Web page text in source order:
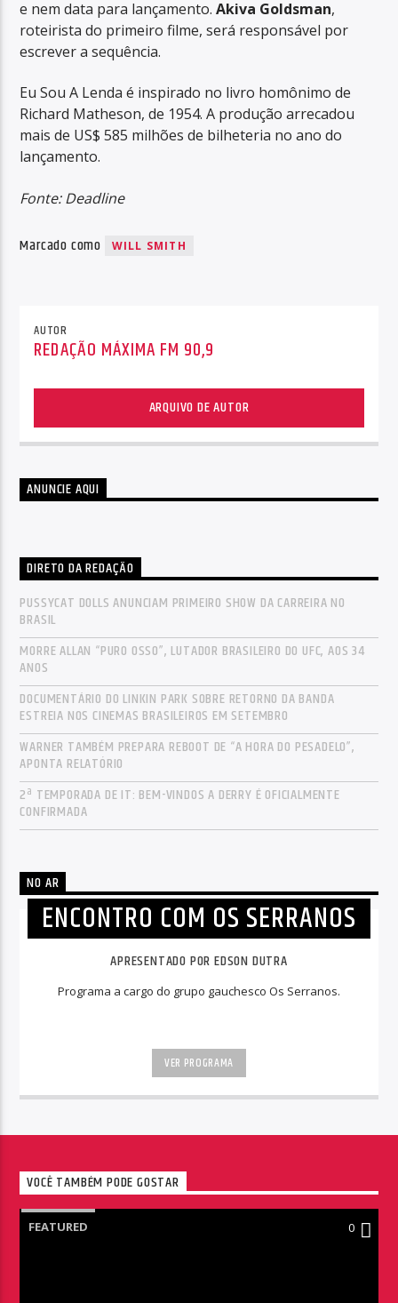
e nem data para lançamento.Akiva Goldsman,
roteirista do primeiro filme, será responsável por
escrever a sequência.
Eu Sou A Lenda é inspirado no livro homônimo de
Richard Matheson, de 1954. A produção arrecadou
mais de US$ 585 milhões de bilheteria no ano do
lançamento.
Fonte: Deadline
Marcado como WILL SMITH
AUTOR
REDAÇÃO MÁXIMA FM 90,9
ARQUIVO DE AUTOR
ANUNCIE AQUI
DIRETO DA REDAÇÃO
PUSSYCAT DOLLS ANUNCIAM PRIMEIRO SHOW DA CARREIRA NO
BRASIL
MORRE ALLAN “PURO OSSO”, LUTADOR BRASILEIRO DO UFC, AOS 34
ANOS
DOCUMENTÁRIO DO LINKIN PARK SOBRE RETORNO DA BANDA
ESTREIA NOS CINEMAS BRASILEIROS EM SETEMBRO
WARNER TAMBÉM PREPARA REBOOT DE “A HORA DO PESADELO”,
APONTA RELATÓRIO
2ª TEMPORADA DE IT: BEM-VINDOS A DERRY É OFICIALMENTE
CONFIRMADA
NO AR
ENCONTRO COM OS SERRANOS
APRESENTADO POR EDSON DUTRA
Programa a cargo do grupo gauchesco Os Serranos.
VER PROGRAMA
VOCÊ TAMBÉM PODE GOSTAR
FEATURED 0